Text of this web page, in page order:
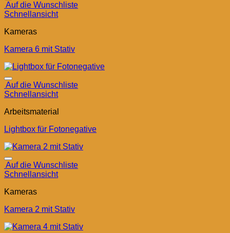
Auf die Wunschliste
Schnellansicht
Kameras
Kamera 6 mit Stativ
Auf die Wunschliste
Schnellansicht
Arbeitsmaterial
Lightbox für Fotonegative
Auf die Wunschliste
Schnellansicht
Kameras
Kamera 2 mit Stativ